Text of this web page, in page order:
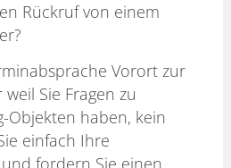
Rückruf von einem
Vorort zur
Sie Fragen zu
Objekten haben, kein
einfach Ihre
fordern Sie einen